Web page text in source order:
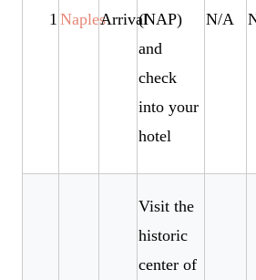
1 NaplesArrival(NAP)
and
check
into your
hotel
N/A
Visit the
historic
center of